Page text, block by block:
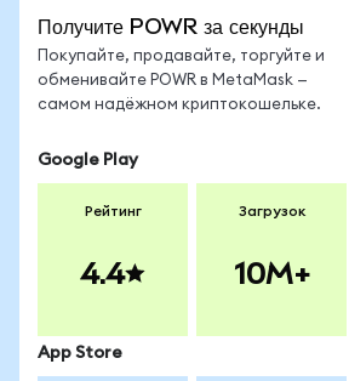
Получите POWR за секунды
Покупайте, продавайте, торгуйте и
обменивайте POWR в MetaMask —
самом надёжном криптокошельке.
Google Play
Рейтинг
4.4
Загрузок
10M+
App Store